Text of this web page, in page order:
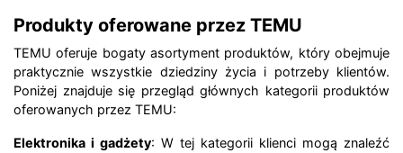
Produkty oferowane przez TEMU
TEMU oferuje bogaty asortyment produktów, który obejmuje
praktycznie wszystkie dziedziny życia i potrzeby klientów.
Poniżej znajduje się przegląd głównych kategorii produktów
oferowanych przez TEMU:
Elektronika i gadżety: W tej kategorii klienci mogą znaleźć